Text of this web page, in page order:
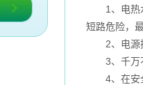
1、电热水
短路危险，
2、电源插
3、千万不
4、在安全